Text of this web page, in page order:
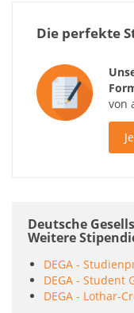
Die perfekte
von
Deutsche
Weitere
DEGA -
DEGA - Student
DEGA - Lothar-